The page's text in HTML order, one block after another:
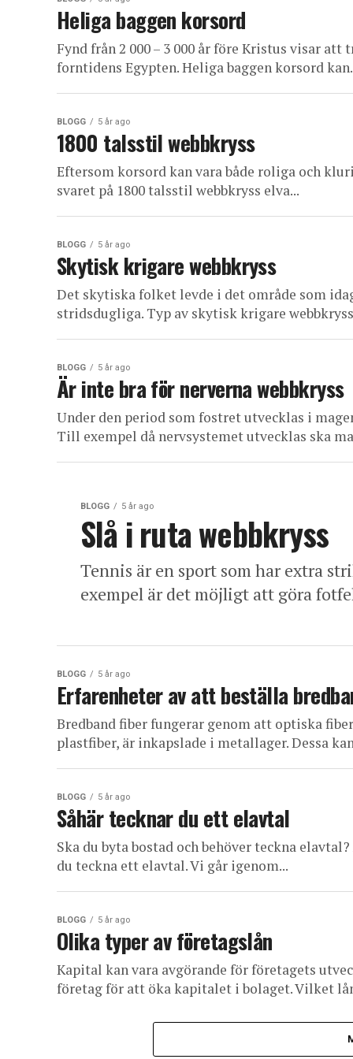
Heliga baggen korsord
Fynd från 2 000 – 3 000 år före Kristus visar
forntidens Egypten. Heliga baggen korsord
BLOGG 5 år ago
1800 talsstil webbkryss
Eftersom korsord kan vara både roliga och
svaret på 1800 talsstil webbkryss elva...
BLOGG 5 år ago
Skytisk krigare webbkryss
Det skytiska folket levde i det område som
stridsdugliga. Typ av skytisk krigare
BLOGG 5 år ago
Är inte bra för nerverna webbkryss
Under den period som fostret utvecklas i
Till exempel då nervsystemet utvecklas ska
BLOGG 5 år ago
Slå i ruta webbkryss
Tennis är en sport som har extra
exempel är det möjligt att göra
BLOGG 5 år ago
Erfarenheter av att beställa
Bredband fiber fungerar genom att optiska
plastfiber, är inkapslade i metallager. Dessa
BLOGG 5 år ago
Såhär tecknar du ett elavtal
Ska du byta bostad och behöver teckna
du teckna ett elavtal. Vi går igenom...
BLOGG 5 år ago
Olika typer av företagslån
Kapital kan vara avgörande för företagets
företag för att öka kapitalet i bolaget. Vilket